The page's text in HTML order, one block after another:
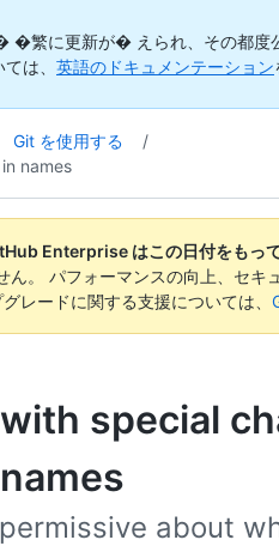
�繁に更新が� えられ、その都度
は、 英語のドキュメンテーション
Git を使用する
/
names
Enterprise はこの日付をもっ
ん。 パフォーマンスの向上、セキ
レードに関する支援については、
special
about